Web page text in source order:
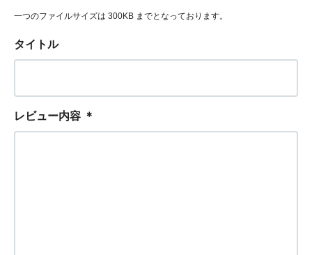
一つのファイルサイズは 300KB までとなっております。
タイトル
レビュー内容 ＊